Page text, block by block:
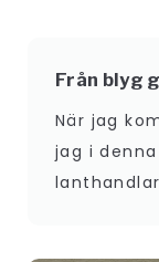
Från blyg
När jag
jag i